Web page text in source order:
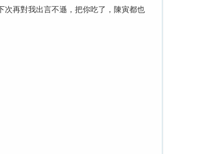
再對我出言不遜，把你吃了，陳寅都也